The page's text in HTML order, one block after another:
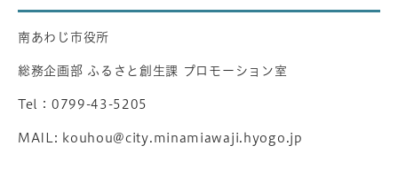
南あわじ市役所
総務企画部 ふるさと創生課 プロモーション室
Tel：0799-43-5205
MAIL: kouhou@city.minamiawaji.hyogo.jp